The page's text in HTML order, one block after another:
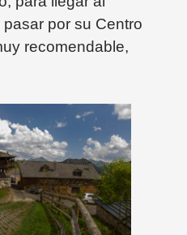
por su Centro
recomendable,